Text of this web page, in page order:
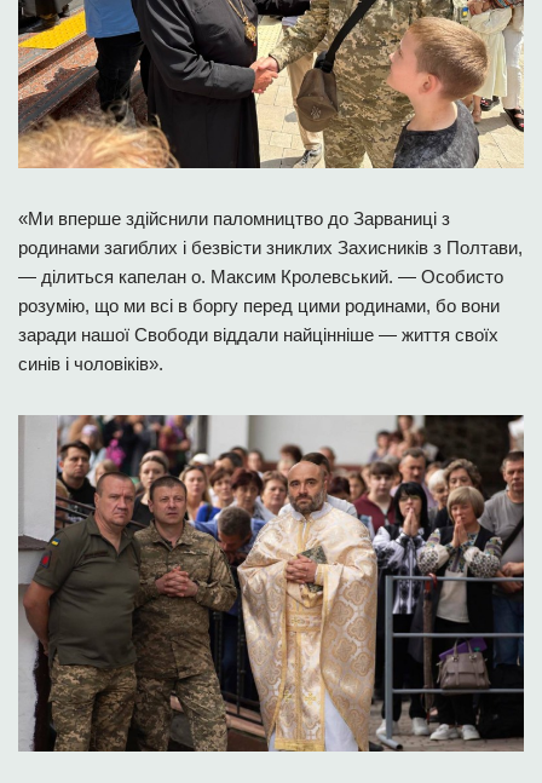
«Ми вперше здійснили паломництво до Зарваниці з
родинами загиблих і безвісти зниклих Захисників з Полтави,
— ділиться капелан о. Максим Кролевський. — Особисто
розумію, що ми всі в боргу перед цими родинами, бо вони
заради нашої Свободи віддали найцінніше — життя своїх
синів і чоловіків».